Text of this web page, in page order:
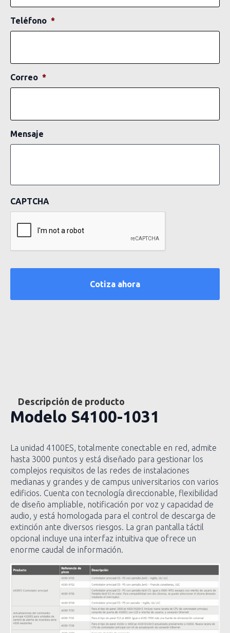
Teléfono *
Correo *
Mensaje
CAPTCHA
Descripción de producto
Modelo S4100-1031
La unidad 4100ES, totalmente conectable en red, admite
hasta 3000 puntos y está diseñado para gestionar los
complejos requisitos de las redes de instalaciones
medianas y grandes y de campus universitarios con varios
edificios. Cuenta con tecnología direccionable, flexibilidad
de diseño ampliable, notificación por voz y capacidad de
audio, y está homologada para el control de descarga de
extinción ante diversos riesgos. La gran pantalla táctil
opcional incluye una interfaz intuitiva que ofrece un
enorme caudal de información.